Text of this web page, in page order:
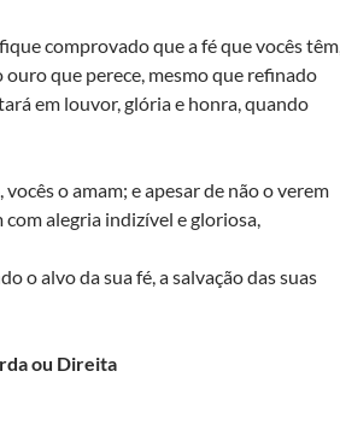
comprovado que a fé que vocês têm,
que perece, mesmo que refinado
em louvor, glória e honra, quando
o amam; e apesar de não o verem
alegria indizível e gloriosa,
o alvo da sua fé, a salvação das suas
ou Direita